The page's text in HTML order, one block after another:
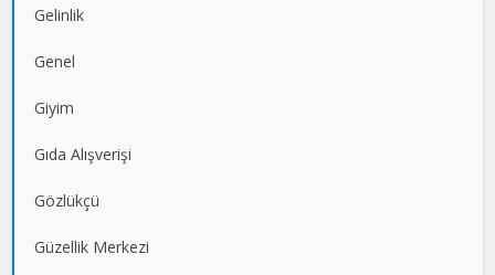
Gelinlik
Genel
Giyim
Gıda Alışverişi
Gözlükçü
Güzellik Merkezi